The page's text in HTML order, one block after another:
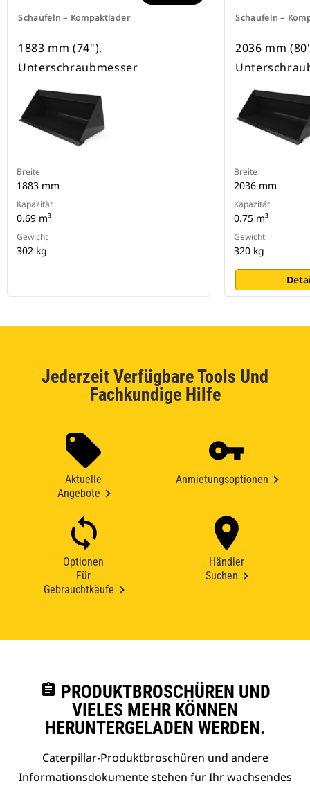
Schaufeln – Kompaktlader
1883 mm (74"),
Unterschraubmesser
Breite
1883 mm
Kapazität
0.69 m³
Gewicht
302 kg
Schaufeln –
2036 mm
Breite
2036 mm
Kapazität
0.75 m³
Gewicht
320 kg
Jederzeit Verfügbare Tools Und
Fachkundige Hilfe
Aktuelle
Angebote
Anmietungsoptionen
Optionen
Für
Gebrauchtkäufe
Händler
Suchen
assignment PRODUKTBROSCHÜREN UND
VIELES MEHR KÖNNEN
HERUNTERGELADEN WERDEN.
Caterpillar-Produktbroschüren und andere
Informationsdokumente stehen für Ihr wachsendes